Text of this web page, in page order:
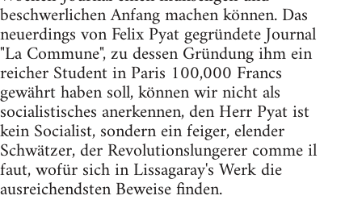
beschwerlichen Anfang machen können. Das
neuerdings von Felix Pyat gegründete Journal
"La Commune", zu dessen Gründung ihm ein
reicher Student in Paris 100,000 Francs
gewährt haben soll, können wir nicht als
socialistisches anerkennen, den Herr Pyat ist
kein Socialist, sondern ein feiger, elender
Schwätzer, der Revolutionslungerer comme il
faut, wofür sich in Lissagaray's Werk die
ausreichendsten Beweise finden.